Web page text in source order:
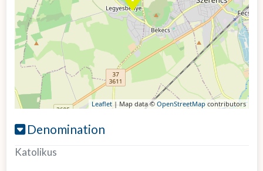
Leaflet| Map data © OpenStreetMapcontributors
Denomination
Katolikus